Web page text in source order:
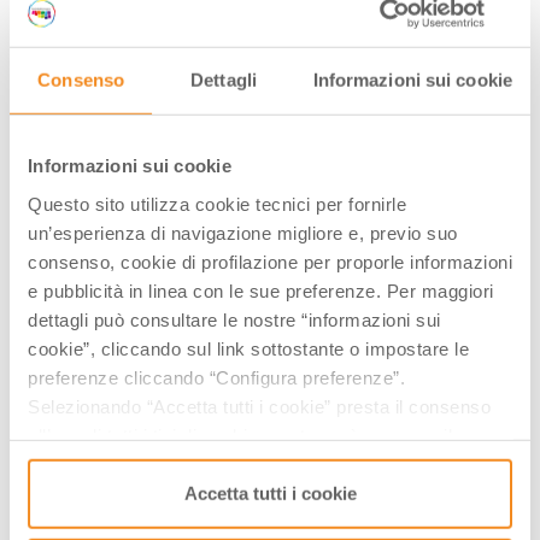
Consenso Dettagli Informazioni sui cookie
Informazioni sui cookie
Questo sito utilizza cookie tecnici per fornirle
un’esperienza di navigazione migliore e, previo suo
consenso, cookie di profilazione per proporle informazioni
e pubblicità in linea con le sue preferenze. Per maggiori
dettagli può consultare le nostre “informazioni sui
cookie”, cliccando sul link sottostante o impostare le
preferenze cliccando “Configura preferenze”.
Selezionando “Accetta tutti i cookie” presta il consenso
consenso cliccando su “Usa solo i cookie necessari” e
saranno attivati i soli cookie tecnici necessari al corretto
funzionamento del sito.
Accetta tutti i cookie
PESCHE DOLCI (PISGHEINI)
Molti simili al frutto della pesca, questi dolcinon
mancano mai nelle pasticcerie di Romagna,
soprattutto a febbraio durante il carnevale. La loro
bontà è indescrivibile: coppie di biscotti di pasta,
farciti con crema pasticcera al cioccolato e rotolati
nell’alchermes.
PERE VOLPINE AL SANGIOVESE
DI ROMAGNA